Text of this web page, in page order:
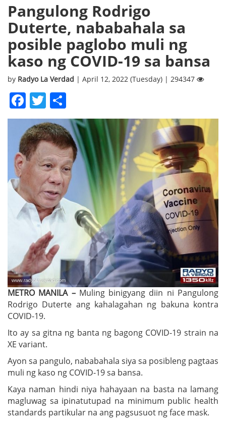
Pangulong Rodrigo
Duterte, nababahala sa
posible paglobo muli ng
kaso ng COVID-19 sa bansa
by Radyo La Verdad | April 12, 2022 (Tuesday) | 294347
Facebook
Twitter
METRO MANILA – Muling binigyang diin ni Pangulong
Rodrigo Duterte ang kahalagahan ng bakuna kontra
COVID-19.
Ito ay sa gitna ng banta ng bagong COVID-19 strain na
XE variant.
Ayon sa pangulo, nababahala siya sa posibleng pagtaas
muli ng kaso ng COVID-19 sa bansa.
Kaya naman hindi niya hahayaan na basta na lamang
magluwag sa ipinatutupad na minimum public health
standards partikular na ang pagsusuot ng face mask.